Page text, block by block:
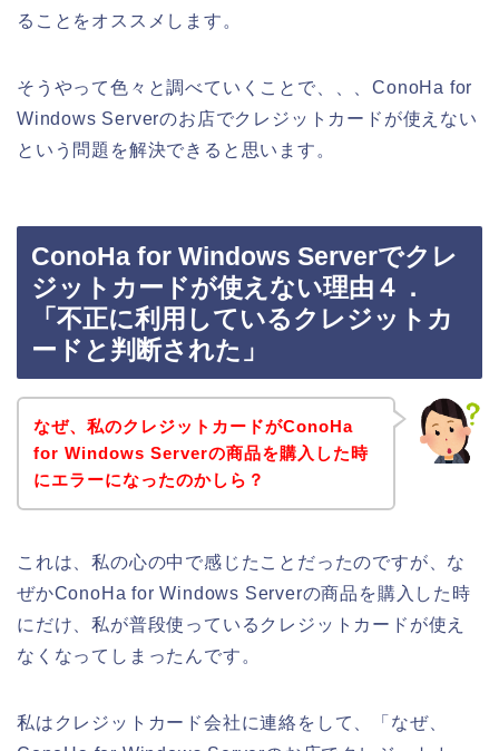
ることをオススメします。
そうやって色々と調べていくことで、、、ConoHa for
Windows Serverのお店でクレジットカードが使えない
という問題を解決できると思います。
ConoHa for Windows Serverでクレ
ジットカードが使えない理由４．
「不正に利用しているクレジットカ
ードと判断された」
なぜ、私のクレジットカードがConoHa
for Windows Serverの商品を購入した時
にエラーになったのかしら？
これは、私の心の中で感じたことだったのですが、な
ぜかConoHa for Windows Serverの商品を購入した時
にだけ、私が普段使っているクレジットカードが使え
なくなってしまったんです。
私はクレジットカード会社に連絡をして、「なぜ、